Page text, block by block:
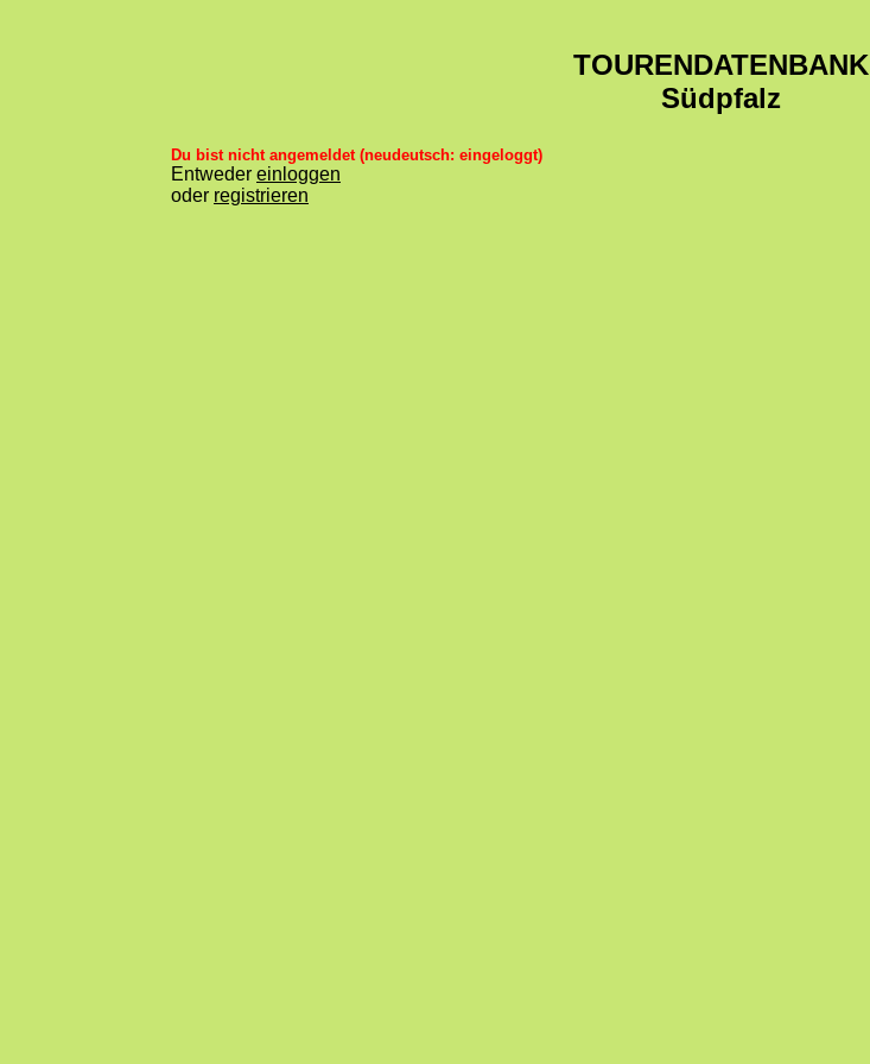
TOURENDATENBANK
Südpfalz
Du bist nicht angemeldet (neudeutsch: eingeloggt)
Entweder einloggen
oder registrieren